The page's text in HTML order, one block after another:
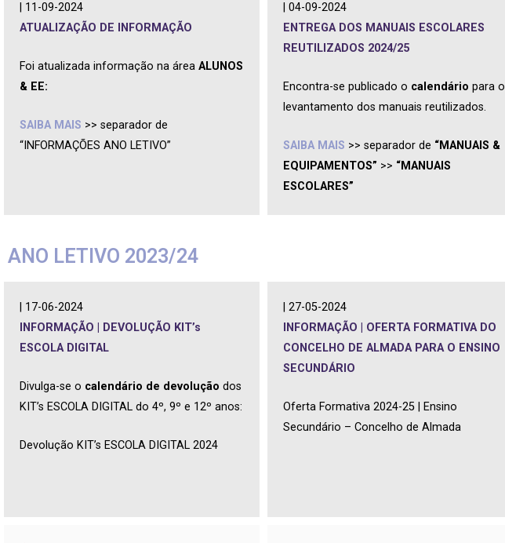
| 11-09-2024
ATUALIZAÇÃO DE INFORMAÇÃO
Foi atualizada informação na área ALUNOS
& EE:
SAIBA MAIS >> separador de
“INFORMAÇÕES ANO LETIVO”
| 04-09-2024
ENTREGA DOS MANUAIS ESCOLARES
REUTILIZADOS 2024/25
Encontra-se publicado o calendário para o
levantamento dos manuais reutilizados.
SAIBA MAIS >> separador de “MANUAIS &
EQUIPAMENTOS” >> “MANUAIS
ESCOLARES”
ANO LETIVO 2023/24
| 17-06-2024
INFORMAÇÃO | DEVOLUÇÃO KIT’s
ESCOLA DIGITAL
Divulga-se o calendário de devolução dos
KIT’s ESCOLA DIGITAL do 4º, 9º e 12º anos:
Devolução KIT’s ESCOLA DIGITAL 2024
| 27-05-2024
INFORMAÇÃO | OFERTA FORMATIVA DO
CONCELHO DE ALMADA PARA O ENSINO
SECUNDÁRIO
Oferta Formativa 2024-25 | Ensino
Secundário – Concelho de Almada